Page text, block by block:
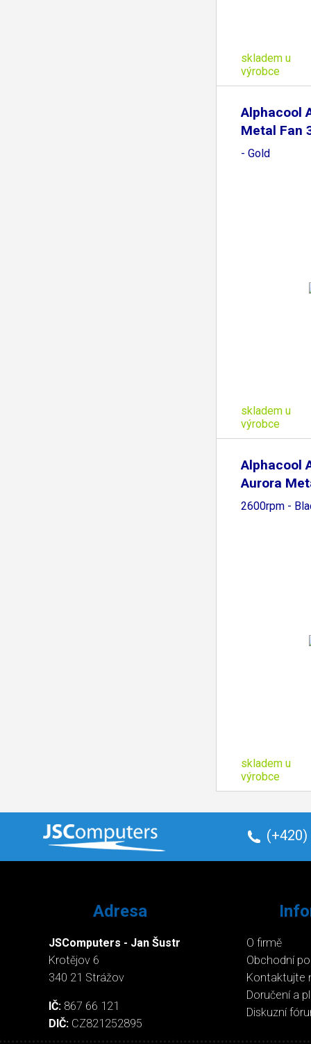
skladem u
výrobce
Alphacool
Metal Fan
- Gold
skladem u
výrobce
Alphacool
Aurora
2600rpm -
skladem u
výrobce
(+420)
Adresa
JSComputers - Jan Šustr
Krotějov 6
340 21 Strážov
IČ: 867 66 121
DIČ: CZ821252895
O firmě
Obchodní
Kontaktujte
Doručení a
Diskuzní